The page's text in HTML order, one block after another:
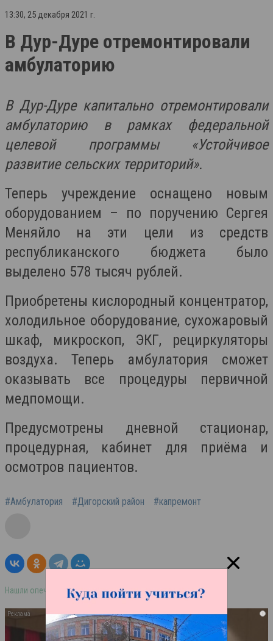
13:30, 25 декабря 2021 г.
В Дур-Дуре отремонтировали
амбулаторию
В Дур-Дуре капитально отремонтировали
амбулаторию в рамках федеральной
целевой программы «Устойчивое
развитие сельских территорий».
Теперь учреждение оснащено новым
оборудованием – по поручению Сергея
Меняйло на эти цели из средств
республиканского бюджета было
выделено 578 тысяч рублей.
Приобретены кислородный концентратор,
холодильное оборудование, сухожаровый
шкаф, микроскоп, ЭКГ, рециркуляторы
воздуха. Теперь амбулатория сможет
оказывать все процедуры первичной
медпомощи.
Предусмотрены дневной стационар,
процедурная, кабинет для приёма и
осмотров пациентов.
#Амбулатория #Дигорский район #капремонт
Нашли опечатку в тексте? Выделите её и нажмите ctrl+enter
i